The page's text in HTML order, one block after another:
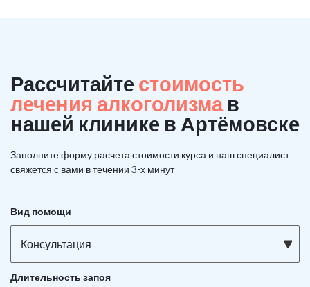
Рассчитайте стоимость
лечения алкоголизма в
нашей клинике в Артёмовске
Заполните форму расчета стоимости курса и наш специалист
свяжется с вами в течении 3-х минут
Вид помощи
Консультация
Длительность запоя